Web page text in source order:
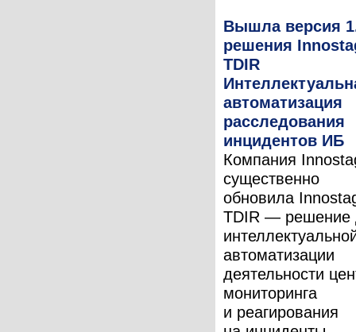
Вышла версия
решения
TDIR
автоматизация
расследования
инцидентов ИБ
Компания
существенно
обновила
TDIR — решение
автоматизации
деятельности
мониторинга
и реагирования